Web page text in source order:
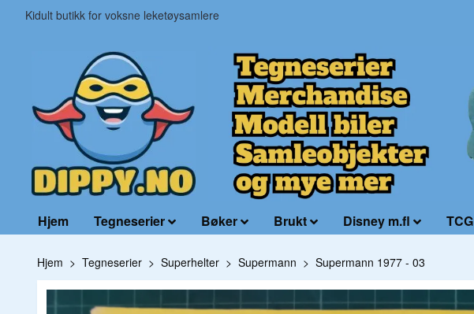
Kidult butikk for voksne leketøysamlere
Hjem Tegneserier Bøker Brukt Disney m.fl TCG
Hjem Tegneserier Superhelter Supermann Supermann 1977 - 03